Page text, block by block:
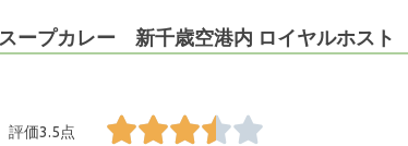
スープカレー 新千歳空港内 ロイヤルホスト
評価3.5点